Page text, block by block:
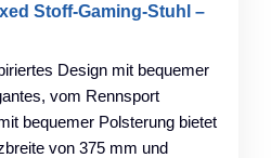
Stoff-Gaming-Stuhl –
Design mit bequemer
vom Rennsport
bequemer Polsterung bietet
von 375 mm und